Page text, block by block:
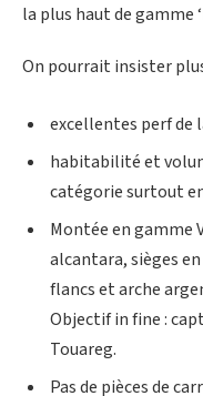
la plus haut de gamme
On pourrait insister
excellentes perf de
habitabilité et
catégorie surtout
Montée en gamme
alcantara, sièges
flancs et arche
Objectif in fine :
Touareg.
Pas de pièces de